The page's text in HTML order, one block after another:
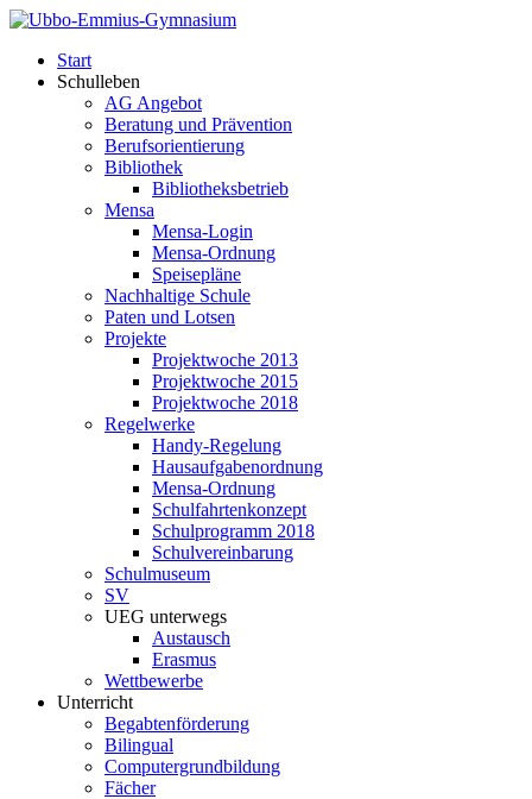
Start
Schulleben
AG Angebot
Beratung und Prävention
Berufsorientierung
Bibliothek
Bibliotheksbetrieb
Mensa
Mensa-Login
Mensa-Ordnung
Speisepläne
Nachhaltige Schule
Paten und Lotsen
Projekte
Projektwoche 2013
Projektwoche 2015
Projektwoche 2018
Regelwerke
Handy-Regelung
Hausaufgabenordnung
Mensa-Ordnung
Schulfahrtenkonzept
Schulprogramm 2018
Schulvereinbarung
Schulmuseum
SV
UEG unterwegs
Austausch
Erasmus
Wettbewerbe
Unterricht
Begabtenförderung
Bilingual
Computergrundbildung
Fächer